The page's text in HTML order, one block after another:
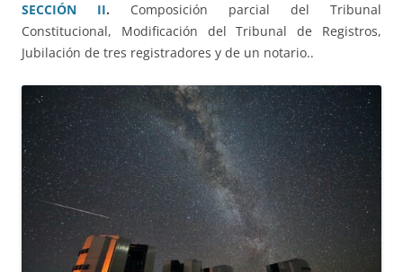
SECCIÓN II. Composición parcial del Tribunal
Constitucional, Modificación del Tribunal de Registros,
Jubilación de tres registradores y de un notario..